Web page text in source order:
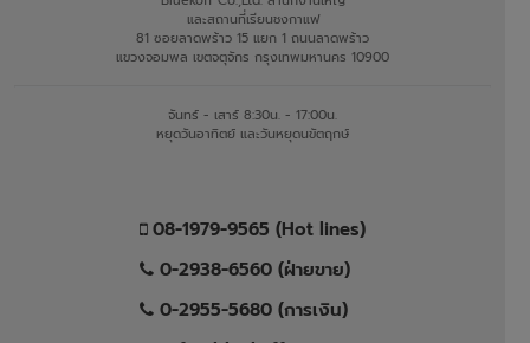
และสถานที่เรียนชงกาแฟ
81 ซอยลาดพร้าว 15 แยก 1 ถนนลาดพร้าว
แขวงจอมพล เขตจตุจักร กรุงเทพมหานคร 10900
จันทร์ - เสาร์ 8:30น. - 17:00น.
หยุดวันอาทิตย์ และวันหยุดนขัตฤกษ์
08-1979-9565 (Hot lines)
0-2938-6560 (ฝ่ายขาย)
0-2955-5680 (การเงิน)